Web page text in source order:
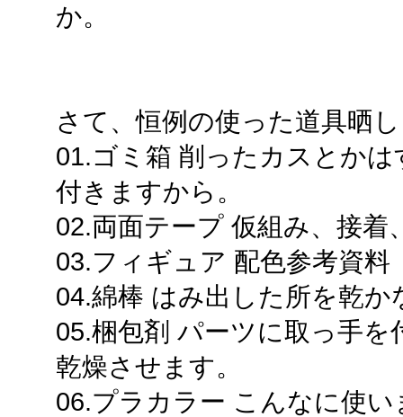
か。
さて、恒例の使った道具晒
01.ゴミ箱 削ったカスとか
付きますから。
02.両面テープ 仮組み、接着
03.フィギュア 配色参考資料
04.綿棒 はみ出した所を乾
05.梱包剤 パーツに取っ手
乾燥させます。
06.プラカラー こんなに使